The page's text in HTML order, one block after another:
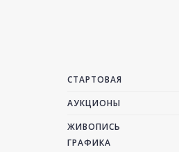
СТАРТОВАЯ
АУКЦИОНЫ
ЖИВОПИСЬ
ГРАФИКА